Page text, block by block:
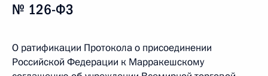
№ 126-ФЗ
О ратификации Протокола о присоединении
Российской Федерации к Марракешскому